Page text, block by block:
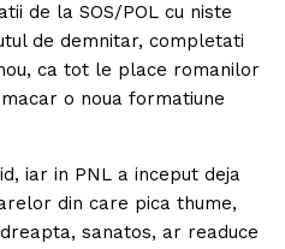
de la SOS/POL cu niste
de demnitar, completati
ca tot le place romanilor
o noua formatiune
iar in PNL a inceput deja
din care pica thume,
sanatos, ar readuce